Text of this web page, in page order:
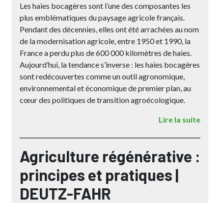
Les haies bocagères sont l’une des composantes les
plus emblématiques du paysage agricole français.
Pendant des décennies, elles ont été arrachées au nom
de la modernisation agricole, entre 1950 et 1990, la
France a perdu plus de 600 000 kilomètres de haies.
Aujourd’hui, la tendance s’inverse : les haies bocagères
sont redécouvertes comme un outil agronomique,
environnemental et économique de premier plan, au
cœur des politiques de transition agroécologique.
Lire la suite
Agriculture régénérative :
principes et pratiques |
DEUTZ-FAHR